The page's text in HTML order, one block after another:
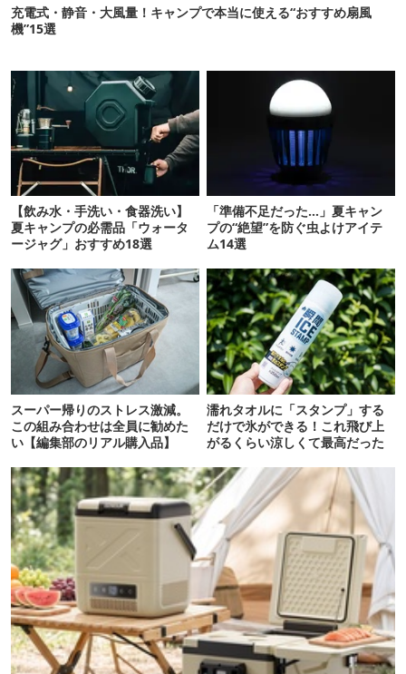
充電式・静音・大風量！キャンプで本当に使える“おすすめ扇風
機”15選
【飲み水・手洗い・食器洗い】
夏キャンプの必需品「ウォータ
ージャグ」おすすめ18選
「準備不足だった…」夏キャン
プの“絶望”を防ぐ虫よけアイテ
ム14選
スーパー帰りのストレス激減。
この組み合わせは全員に勧めた
い【編集部のリアル購入品】
濡れタオルに「スタンプ」する
だけで氷ができる！これ飛び上
がるくらい涼しくて最高だった